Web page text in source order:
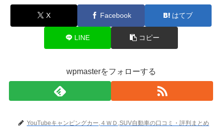
X Facebook はてブ
LINE コピー
wpmasterをフォローする
YouTubeキャンピングカー,４ＷＤ,SUV自動車の口コミ・評判まとめ